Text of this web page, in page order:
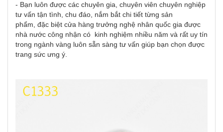
- Bạn luôn được các chuyên gia, chuyên viên chuyên nghiệp
tư vấn tận tình, chu đáo, nắm bắt chi tiết từng sản
phẩm, đặc biệt cửa hàng trưởng nghệ nhân quốc gia được
nhà nước công nhận có kinh nghiệm nhiều năm và rất uy tín
trong ngành vàng luôn sẵn sàng tư vấn giúp bạn chọn được
trang sức ưng ý.